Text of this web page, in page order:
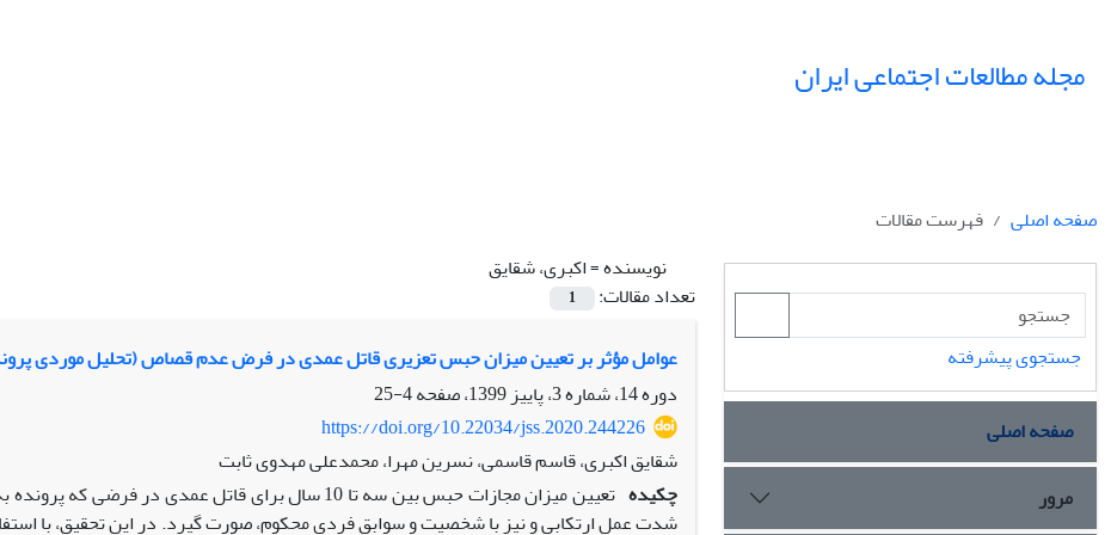
مجله مطالعات اجتماعی ایران
صفحه اصلی
فهرست مقالات
نویسنده =اکبری، شقایق
تعداد مقالات:
1
عوامل مؤثر بر تعیین میزان حبس تعزیری قاتل عمدی در فرض عدم قصاص (تحلیل موردی
دوره 14، شماره 3، پاییز 1399، صفحه
4-25
https://doi.org/10.22034/jss.2020.244226
شقایق اکبری، قاسم قاسمی، نسرین مهرا، محمدعلی مهدوی ثابت
چکیده
تعیین میزان مجازات حبس بین سه تا 10 سال برای قاتل
شدت عمل ارتکابی و نیز با شخصیت و سوابق فردی محکوم، صورت گیرد. در این تحقیق، با
جستجوی پیشرفته
صفحه اصلی
مرور